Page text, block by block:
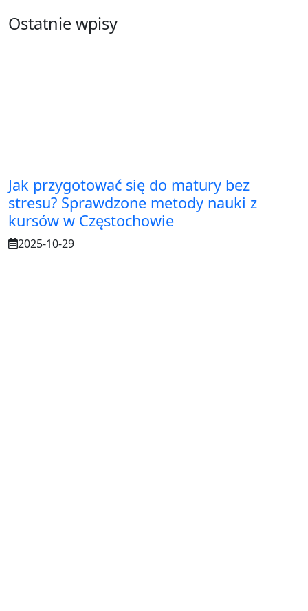
Ostatnie wpisy
Jak przygotować się do matury bez
stresu? Sprawdzone metody nauki z
kursów w Częstochowie
2025-10-29